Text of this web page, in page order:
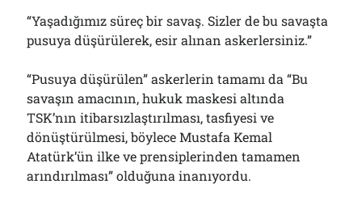
“Yaşadığımız süreç bir savaş. Sizler de bu savaşta
pusuya düşürülerek, esir alınan askerlersiniz.”
“Pusuya düşürülen” askerlerin tamamı da “Bu
savaşın amacının, hukuk maskesi altında
TSK’nın itibarsızlaştırılması, tasfiyesi ve
dönüştürülmesi, böylece Mustafa Kemal
Atatürk’ün ilke ve prensiplerinden tamamen
arındırılması” olduğuna inanıyordu.